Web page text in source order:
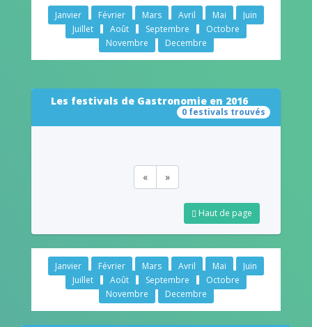
Janvier Février Mars Avril Mai
Juin
Juillet
Août Septembre
Octobre
Novembre
Decembre
Les festivals de Gastronomie en 2016
0 festivals trouvés
« »
Haut de page
Janvier Février Mars Avril Mai
Juin
Juillet
Août Septembre
Octobre
Novembre
Decembre